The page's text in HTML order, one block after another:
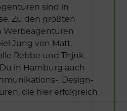
sind in
Zu den größten
Jung von Matt,
Rebbe und Thjnk.
in Hamburg auch
, Design-
die hier erfolgreich